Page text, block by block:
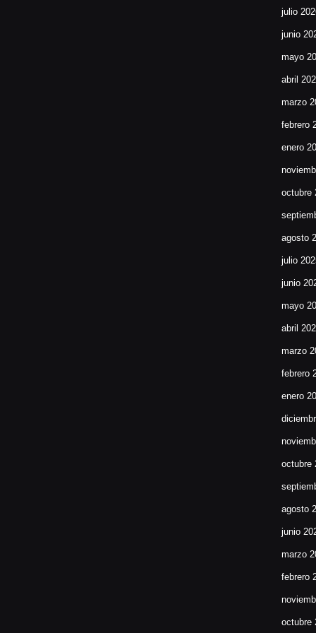
julio
junio
mayo
abril
marzo
febrero
enero
octubre
agosto
julio
junio
mayo
abril
marzo
febrero
enero
octubre
agosto
junio
marzo
febrero
octubre